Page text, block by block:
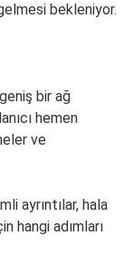
bekleniyor.
bir ağ
hemen
ve
ayrıntılar, hala
hangi adımları